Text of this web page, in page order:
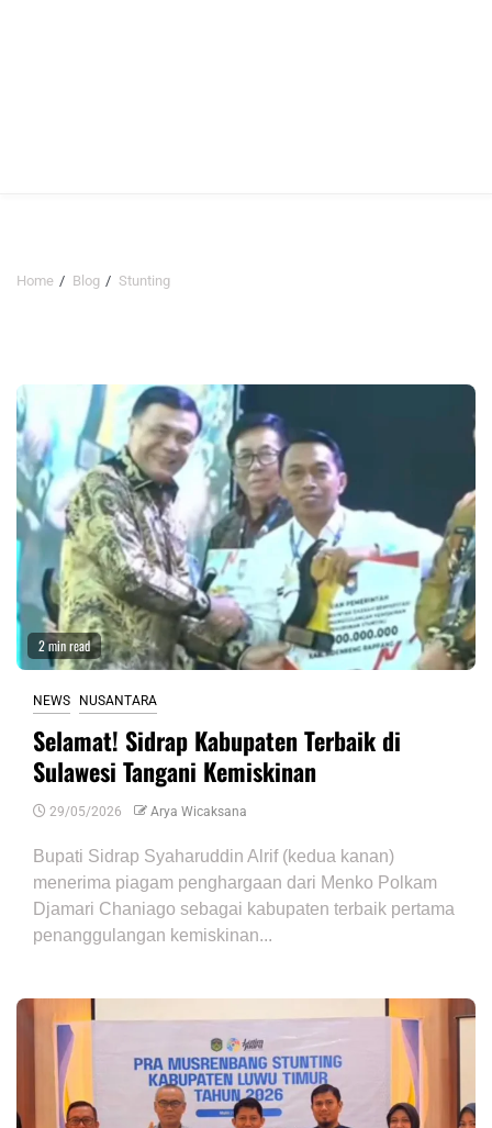
Home Blog Stunting
2 min read
NEWS NUSANTARA
Selamat! Sidrap Kabupaten Terbaik di
Sulawesi Tangani Kemiskinan
29/05/2026 Arya Wicaksana
Bupati Sidrap Syaharuddin Alrif (kedua kanan)
menerima piagam penghargaan dari Menko Polkam
Djamari Chaniago sebagai kabupaten terbaik pertama
penanggulangan kemiskinan...